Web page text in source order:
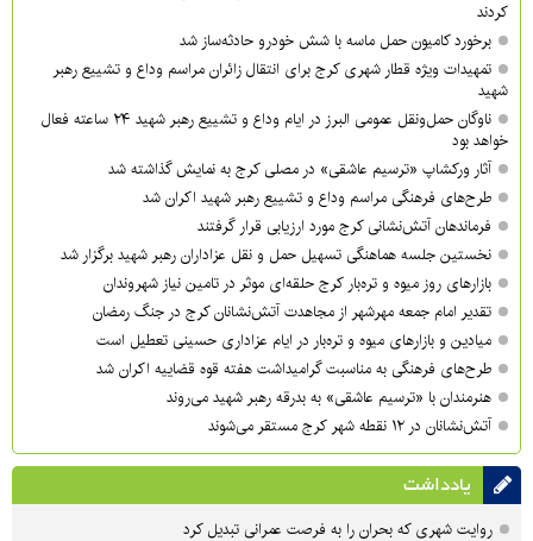
کردند
برخورد کامیون حمل ماسه با شش خودرو حادثه‌ساز شد
تمهیدات ویژه قطار شهری کرج برای انتقال زائران مراسم وداع و تشییع رهبر
شهید
ناوگان حمل‌ونقل عمومی البرز در ایام وداع و تشییع رهبر شهید ۲۴ ساعته فعال
خواهد بود
آثار ورکشاپ «ترسیم عاشقی» در مصلی کرج به نمایش گذاشته شد
طرح‌های فرهنگی مراسم وداع و تشییع رهبر شهید اکران شد
فرماندهان آتش‌نشانی کرج مورد ارزیابی قرار گرفتند
نخستین جلسه هماهنگی تسهیل حمل و نقل عزاداران رهبر شهید برگزار شد
بازارهای روز میوه و تره‌بار کرج حلقه‌ای موثر در تامین نیاز شهروندان
تقدیر امام جمعه مهرشهر از مجاهدت آتش‌نشانان کرج در جنگ رمضان
میادین و بازارهای میوه و تره‌بار در ایام عزاداری حسینی تعطیل است
طرح‌های فرهنگی به مناسبت گرامیداشت هفته قوه قضاییه اکران شد
هنرمندان با «ترسیم عاشقی» به بدرقه رهبر شهید می‌روند
آتش‌نشانان در ۱۲ نقطه شهر کرج مستقر می‌شوند
یادداشت
روایت شهری که بحران را به فرصت عمرانی تبدیل کرد